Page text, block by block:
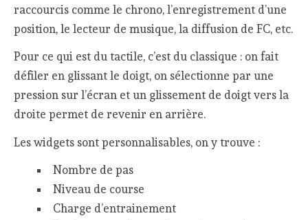
raccourcis comme le chrono, l’enregistrement d’une
position, le lecteur de musique, la diffusion de FC, etc.
Pour ce qui est du tactile, c’est du classique : on fait
défiler en glissant le doigt, on sélectionne par une
pression sur l’écran et un glissement de doigt vers la
droite permet de revenir en arrière.
Les widgets sont personnalisables, on y trouve :
Nombre de pas
Niveau de course
Charge d’entrainement